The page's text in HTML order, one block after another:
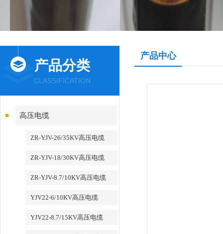
产品分类
CLASSIFICATION
高压电缆
ZR-YJV-26/35KV高压电缆
ZR-YJV-18/30KV高压电缆
ZR-YJV-8.7/10KV高压电缆
YJV22-6/10KV高压电缆
YJV22-8.7/15KV高压电缆
产品中心